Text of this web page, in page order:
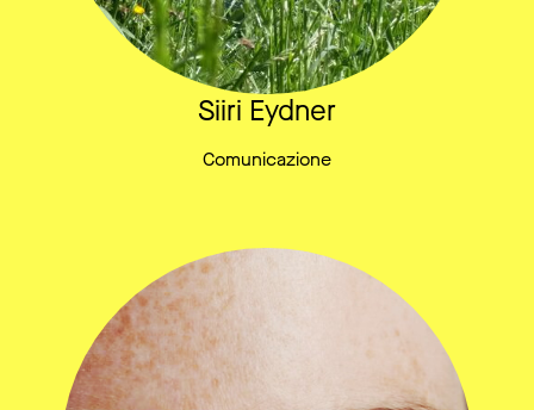
Siiri Eydner
Comunicazione